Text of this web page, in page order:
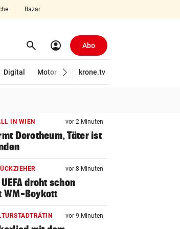
Bazar
search Suchen
account_circle Abo
Digital Motor Wirtschaft
krone.tv
IN WIEN vor 2 Minuten
Dorotheum, Täter ist
vor 8 Minuten
droht schon
WM-Boykott
vor 9 Minuten